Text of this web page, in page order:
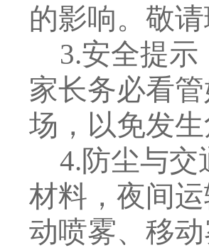
的影响。敬请
3.安全提示
家长务必看
场，以免发生
4.防尘与
材料，夜间
动喷雾、移